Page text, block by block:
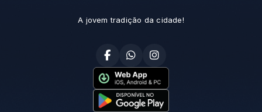
A jovem tradição da cidade!